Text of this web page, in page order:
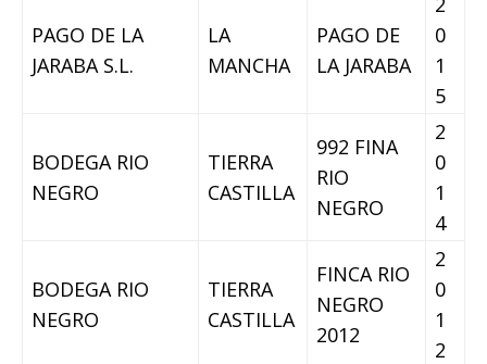
PAGO DE LA
JARABA S.L.
LA
MANCHA
PAGO DE
LA JARABA
0
1
5
BODEGA RIO
NEGRO
TIERRA
CASTILLA
992 FINA
RIO
NEGRO
2
0
1
4
BODEGA RIO
NEGRO
TIERRA
CASTILLA
FINCA RIO
NEGRO
2012
2
0
1
2